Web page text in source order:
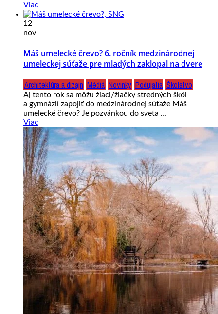
Viac
12
nov
Máš umelecké črevo? 6. ročník medzinárodnej
umeleckej súťaže pre mladých zaklopal na dvere
Architektúra a dizajn Médiá Novinky Podujatia Školstvo
Aj tento rok sa môžu žiaci/žiačky stredných škôl
a gymnázií zapojiť do medzinárodnej súťaže Máš
umelecké črevo? Je pozvánkou do sveta ...
Viac